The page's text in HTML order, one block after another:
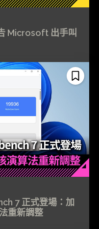
Microsoft 出手叫
7 正式登場：加
重新調整